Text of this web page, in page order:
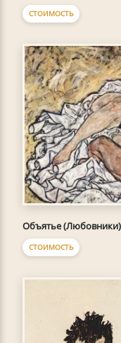
СТОИМОСТЬ
Объятье (Любовники)
СТОИМОСТЬ